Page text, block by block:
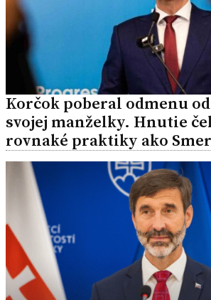
Korčok poberal odmenu
svojej manželky. Hnutie
rovnaké praktiky ako Smer